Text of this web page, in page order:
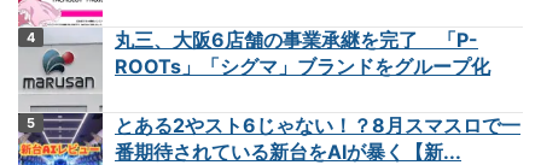
丸三、大阪6店舗の事業承継を完了 「P-
ROOTs」「シグマ」ブランドをグループ化
とある2やスト6じゃない！？8月スマスロで一
番期待されている新台をAIが暴く【新...